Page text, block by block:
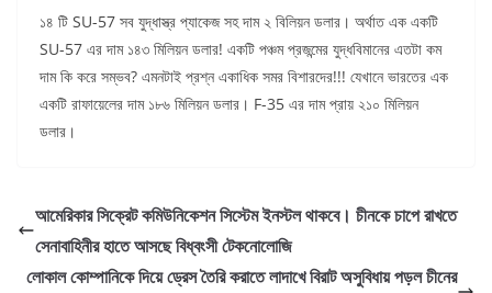
১৪ টি SU-57 সব যুদ্ধাস্ত্র প্যাকেজ সহ দাম ২ বিলিয়ন ডলার। অর্থাত এক একটি
SU-57 এর দাম ১৪৩ মিলিয়ন ডলার! একটি পঞ্চম প্রজন্মের যুদ্ধবিমানের এতটা কম
দাম কি করে সম্ভব? এমনটাই প্রশ্ন একাধিক সমর বিশারদের!!! যেখানে ভারতের এক
একটি রাফায়েলের দাম ১৮৬ মিলিয়ন ডলার। F-35 এর দাম প্রায় ২১০ মিলিয়ন
ডলার।
আমেরিকার সিক্রেট কমিউনিকেশন সিস্টেম ইনস্টল থাকবে। চীনকে চাপে রাখতে
সেনাবাহিনীর হাতে আসছে বিধ্বংসী টেকনোলোজি
লোকাল কোম্পানিকে দিয়ে ড্রেস তৈরি করাতে লাদাখে বিরাট অসুবিধায় পড়ল চীনের